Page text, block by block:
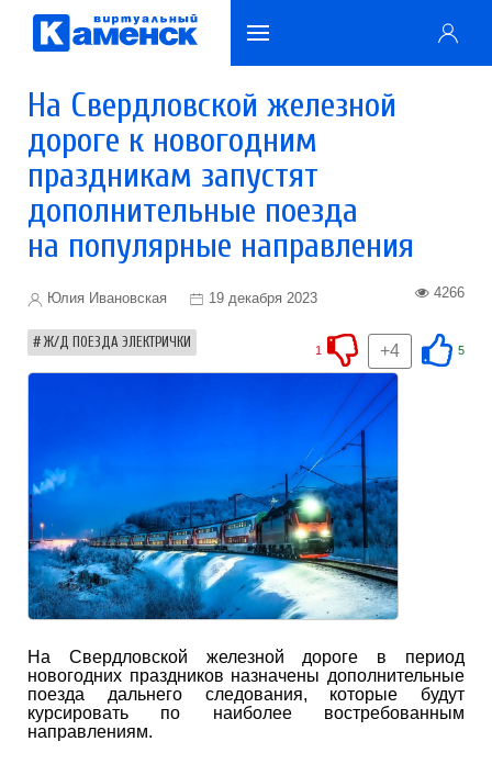
На Свердловской железной
дороге к новогодним
праздникам запустят
дополнительные поезда
на популярные направления
Юлия Ивановская 19 декабря 2023 4266
Ж/Д ПОЕЗДА ЭЛЕКТРИЧКИ 5
+4
1
На Свердловской железной дороге в период
новогодних праздников назначены дополнительные
поезда дальнего следования, которые будут
курсировать по наиболее востребованным
направлениям.